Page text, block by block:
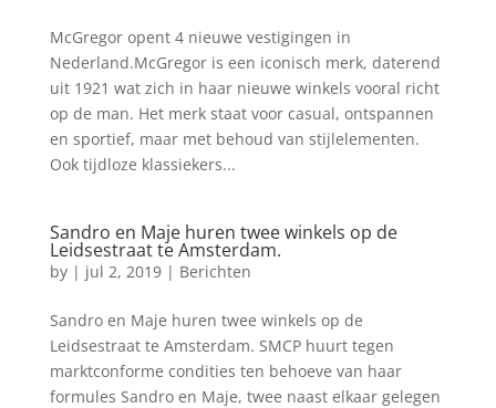
McGregor opent 4 nieuwe vestigingen in
Nederland.McGregor is een iconisch merk, daterend
uit 1921 wat zich in haar nieuwe winkels vooral richt
op de man. Het merk staat voor casual, ontspannen
en sportief, maar met behoud van stijlelementen.
Ook tijdloze klassiekers...
Sandro en Maje huren twee winkels op de
Leidsestraat te Amsterdam.
by | jul 2, 2019| Berichten
Sandro en Maje huren twee winkels op de
Leidsestraat te Amsterdam. SMCP huurt tegen
marktconforme condities ten behoeve van haar
formules Sandro en Maje, twee naast elkaar gelegen